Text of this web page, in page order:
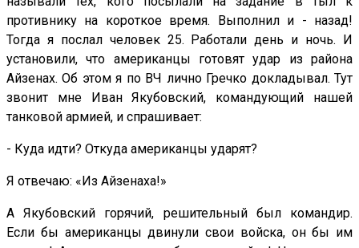
противнику на короткое время. Выполнил и - назад!
Тогда я послал человек 25. Работали день и ночь. И
установили, что американцы готовят удар из района
Айзенах. Об этом я по ВЧ лично Гречко докладывал. Тут
звонит мне Иван Якубовский, командующий нашей
танковой армией, и спрашивает:
- Куда идти? Откуда американцы ударят?
Я отвечаю: «Из Айзенаха!»
А Якубовский горячий, решительный был командир.
Если бы американцы двинули свои войска, он бы им